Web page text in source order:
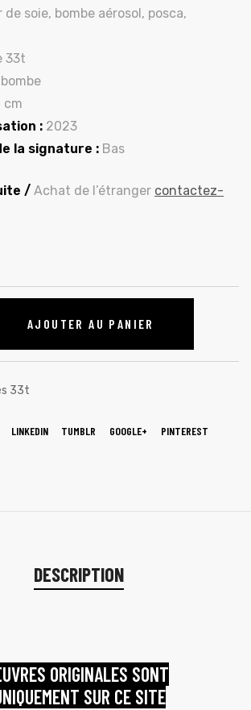
soie, bombe aérosol, posca,
33t
cm
: 2023
la signature : Bas
/ Achat de l’étranger contactez-
AJOUTER AU PANIER
33t
LINKEDIN TUMBLR GOOGLE+
PINTEREST
DESCRIPTION
ORIGINALES SONT
SUR CE SITE